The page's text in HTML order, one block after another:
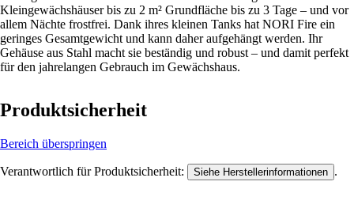
Kleingewächshäuser bis zu 2 m² Grundfläche bis zu 3 Tage – und vor
allem Nächte frostfrei. Dank ihres kleinen Tanks hat NORI Fire ein
geringes Gesamtgewicht und kann daher aufgehängt werden. Ihr
Gehäuse aus Stahl macht sie beständig und robust – und damit perfekt
für den jahrelangen Gebrauch im Gewächshaus.
Produktsicherheit
Bereich überspringen
Verantwortlich für Produktsicherheit: Siehe Herstellerinformationen .